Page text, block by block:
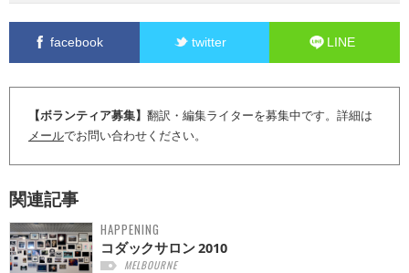
facebook twitter LINE
【ボランティア募集】 翻訳・編集ライターを募集中です。詳細は
メールでお問い合わせください。
関連記事
HAPPENING
コダックサロン 2010
MELBOURNE